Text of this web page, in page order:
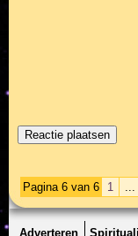
Pagina 6 van 6 1
Adverteren